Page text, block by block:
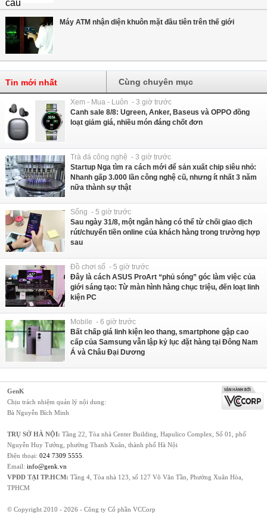
Máy ATM nhận diện khuôn mặt đầu tiên trên thế giới
Tin mới nhất Cùng chuyên mục
Xem - Mua - Luôn - 3 giờ trước
Canh sale 8/8: Ugreen, Anker, Baseus và OPPO đồng
loạt giảm giá, nhiều món đáng chốt đơn
Trà đá công nghệ - 3 giờ trước
Startup Nga tìm ra cách mới để sản xuất chip siêu nhỏ:
Nhanh gấp 3.000 lần công nghệ cũ, nhưng ít nhất 3 năm
nữa thành sự thật
Sống - 5 giờ trước
Sau ngày 31/8, một ngân hàng có thể từ chối giao dịch
rút/chuyển tiền online của khách hàng trong trường hợp
sau
Đồ chơi số - 5 giờ trước
Đây là cách ASUS ProArt “phủ sóng” góc làm việc của
giới sáng tạo: Từ màn hình hàng chục triệu, đến loạt linh
kiện PC
Mobile - 6 giờ trước
Bất chấp giá linh kiện leo thang, smartphone gập cao
cấp của Samsung vẫn lập kỷ lục đặt hàng tại Đông Nam
Á và Châu Đại Dương
GenK
Chịu trách nhiệm quản lý nội dung:
Bà Nguyễn Bích Minh
TRỤ SỞ HÀ NỘI: Tầng 22, Tòa nhà Center Building, Hapulico Complex, Số 01, phố
Nguyễn Huy Tưởng, phường Thanh Xuân, thành phố Hà Nội
Điện thoại: 024 7309 5555
Email: info@genk.vn
VPĐD TẠI TP.HCM: Tầng 4, Tòa nhà 123, số 127 Võ Văn Tần, Phường Xuân Hòa,
TPHCM
© Copyright 2010 - 2026 - Công ty Cổ phần VCCorp